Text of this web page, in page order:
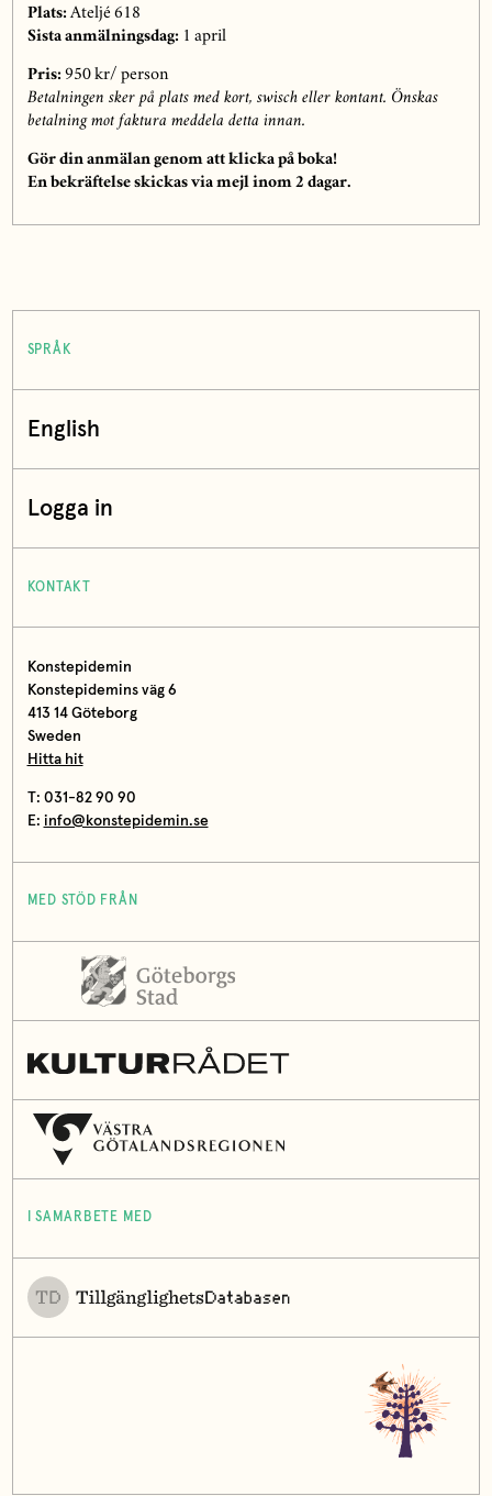
Plats:Ateljé 618
Sista anmälningsdag:1 april
Pris:950 kr/ person
Betalningen sker på plats med kort, swisch eller kontant. Önskas
betalning mot faktura meddela detta innan.
Gör din anmälan genom att klicka på boka!
En bekräftelse skickas via mejl inom 2 dagar.
SPRÅK
English
Logga in
KONTAKT
Konstepidemin
Konstepidemins väg 6
413 14 Göteborg
Sweden
Hitta hit
T: 031-82 90 90
E: info@konstepidemin.se
MED STÖD FRÅN
I SAMARBETE MED